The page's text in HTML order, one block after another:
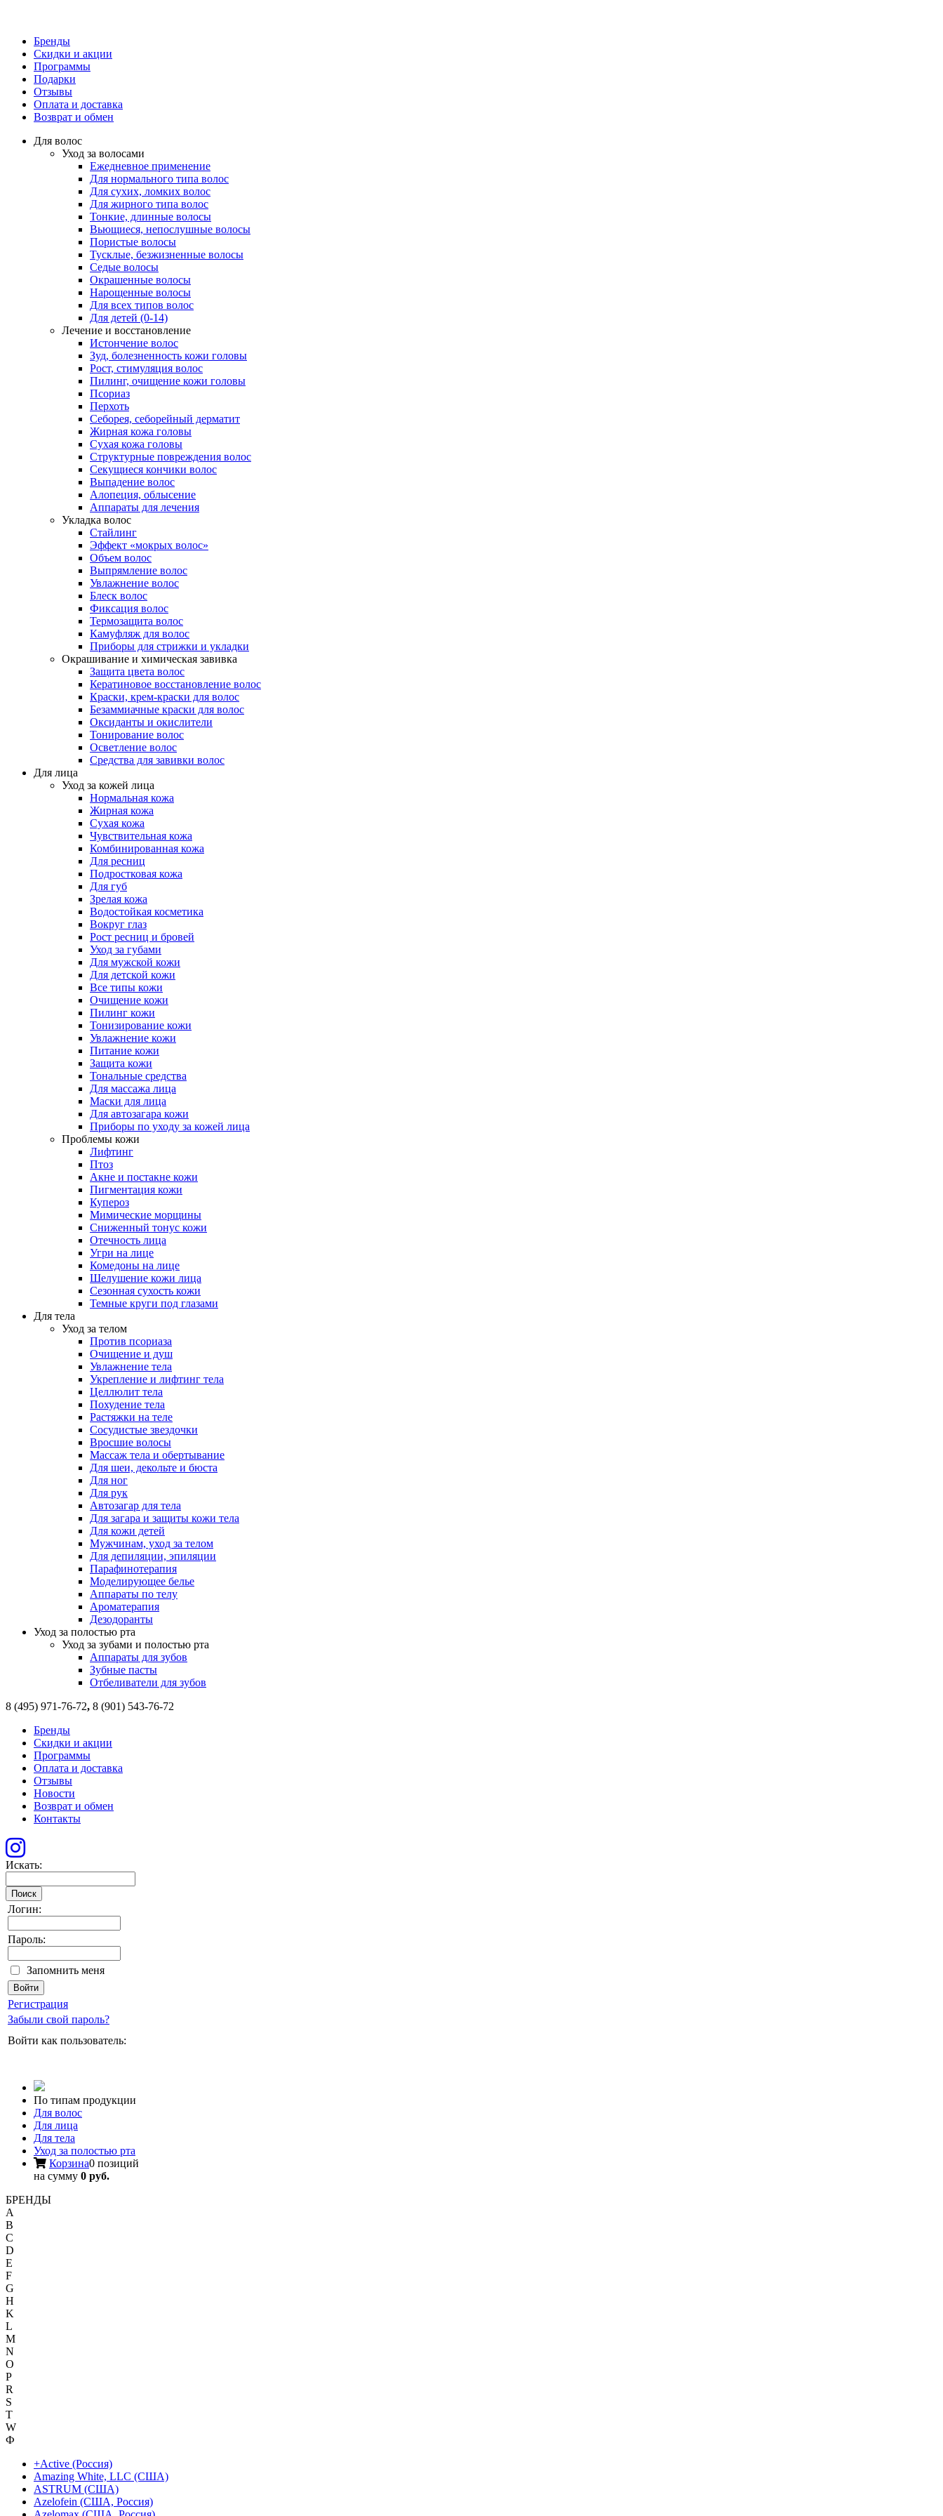
Бренды
Скидки и акции
Программы
Подарки
Отзывы
Оплата и доставка
Возврат и обмен
Для волос
Уход за волосами
Ежедневное применение
Для нормального типа волос
Для сухих, ломких волос
Для жирного типа волос
Тонкие, длинные волосы
Вьющиеся, непослушные волосы
Пористые волосы
Тусклые, безжизненные волосы
Седые волосы
Окрашенные волосы
Нарощенные волосы
Для всех типов волос
Для детей (0-14)
Лечение и восстановление
Истончение волос
Зуд, болезненность кожи головы
Рост, стимуляция волос
Пилинг, очищение кожи головы
Псориаз
Перхоть
Себорея, себорейный дерматит
Жирная кожа головы
Сухая кожа головы
Структурные повреждения волос
Секущиеся кончики волос
Выпадение волос
Алопеция, облысение
Аппараты для лечения
Укладка волос
Стайлинг
Эффект «мокрых волос»
Объем волос
Выпрямление волос
Увлажнение волос
Блеск волос
Фиксация волос
Термозащита волос
Камуфляж для волос
Приборы для стрижки и укладки
Окрашивание и химическая завивка
Защита цвета волос
Кератиновое восстановление волос
Краски, крем-краски для волос
Безаммиачные краски для волос
Оксиданты и окислители
Тонирование волос
Осветление волос
Средства для завивки волос
Для лица
Уход за кожей лица
Нормальная кожа
Жирная кожа
Сухая кожа
Чувствительная кожа
Комбинированная кожа
Для ресниц
Подростковая кожа
Для губ
Зрелая кожа
Водостойкая косметика
Вокруг глаз
Рост ресниц и бровей
Уход за губами
Для мужской кожи
Для детской кожи
Все типы кожи
Очищение кожи
Пилинг кожи
Тонизирование кожи
Увлажнение кожи
Питание кожи
Защита кожи
Тональные средства
Для массажа лица
Маски для лица
Для автозагара кожи
Приборы по уходу за кожей лица
Проблемы кожи
Лифтинг
Птоз
Акне и постакне кожи
Пигментация кожи
Купероз
Мимические морщины
Сниженный тонус кожи
Отечность лица
Угри на лице
Комедоны на лице
Шелушение кожи лица
Сезонная сухость кожи
Темные круги под глазами
Для тела
Уход за телом
Против псориаза
Очищение и душ
Увлажнение тела
Укрепление и лифтинг тела
Целлюлит тела
Похудение тела
Растяжки на теле
Сосудистые звездочки
Вросшие волосы
Массаж тела и обертывание
Для шеи, декольте и бюста
Для ног
Для рук
Автозагар для тела
Для загара и защиты кожи тела
Для кожи детей
Мужчинам, уход за телом
Для депиляции, эпиляции
Парафинотерапия
Моделирующее белье
Аппараты по телу
Ароматерапия
Дезодоранты
Уход за полостью рта
Уход за зубами и полостью рта
Аппараты для зубов
Зубные пасты
Отбеливатели для зубов
8 (495) 971-76-72, 8 (901) 543-76-72
Бренды
Скидки и акции
Программы
Оплата и доставка
Отзывы
Новости
Возврат и обмен
Контакты
Искать:
Поиск
Логин:
Пароль:
Запомнить меня
Регистрация
Забыли свой пароль?
Войти как пользователь:
По типам продукции
Для волос
Для лица
Для тела
Уход за полостью рта
Корзина0 позиций
на сумму 0 руб.
БРЕНДЫ
A
B
C
D
E
F
G
H
K
L
M
N
O
P
R
S
T
W
Ф
+Active (Россия)
Amazing White, LLC (США)
ASTRUM (США)
Azelofein (США, Россия)